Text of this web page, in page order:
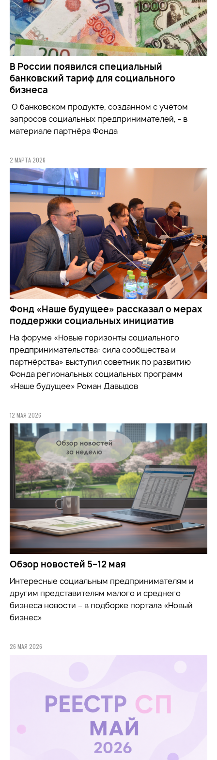
В России появился специальный
банковский тариф для социального
бизнеса
О банковском продукте, созданном с учётом
запросов социальных предпринимателей, - в
материале партнёра Фонда
2 МАРТА 2026
Фонд «Наше будущее» рассказал о мерах
поддержки социальных инициатив
На форуме «Новые горизонты социального
предпринимательства: сила сообщества и
партнёрства» выступил советник по развитию
Фонда региональных социальных программ
«Наше будущее» Роман Давыдов
12 МАЯ 2026
Обзор новостей 5–12 мая
Интересные социальным предпринимателям и
другим представителям малого и среднего
бизнеса новости – в подборке портала «Новый
бизнес»
26 МАЯ 2026